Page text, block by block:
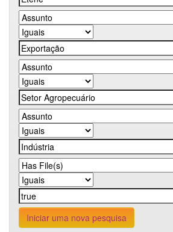
Iniciar uma nova pesquisa